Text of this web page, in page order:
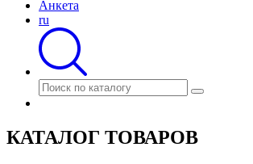
Анкета
ru
КАТАЛОГ ТОВАРОВ